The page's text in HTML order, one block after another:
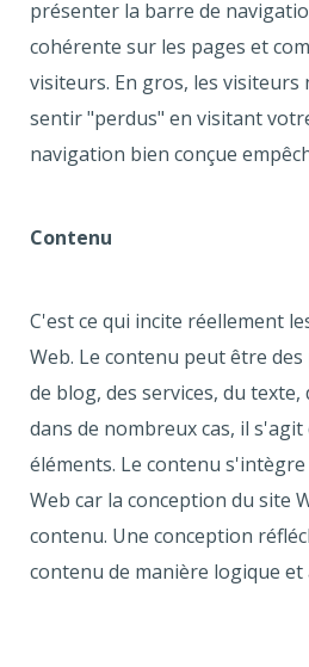
présenter la barre de
cohérente sur les pages et
visiteurs. En gros, les visiteurs
sentir "perdus" en visitant
navigation bien conçue
Contenu
C'est ce qui incite réellement
Web. Le contenu peut être
de blog, des services, du
dans de nombreux cas, il s'agit
éléments. Le contenu
Web car la conception du site
contenu. Une conception
contenu de manière logique